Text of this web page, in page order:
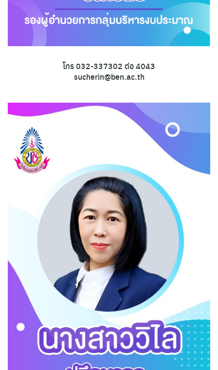
โทร 032-337302 ต่อ 4043
sucherin@ben.ac.th